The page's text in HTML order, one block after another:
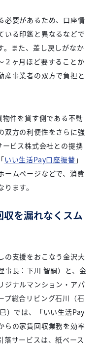
必要があるため、口座情
いる印鑑と異なるなどで
。また、差し戻しがなか
２ヶ月ほど要することか
産事業者の双方で負担と
物件を貸す側である不動
双方の利便性をさらに強
ビス株式会社との提携
いい生活Pay口座振替 」
ームページなどで、消費
ます。
を漏れなくスム
の支援をおこなう金沢大
事長：下川 智嗣）と、金
ジナルマンション・アパ
プ総合リビング石川（石
）では、「いい生活Pay
らの家賃回収業務を効率
落サービスは、紙ベース